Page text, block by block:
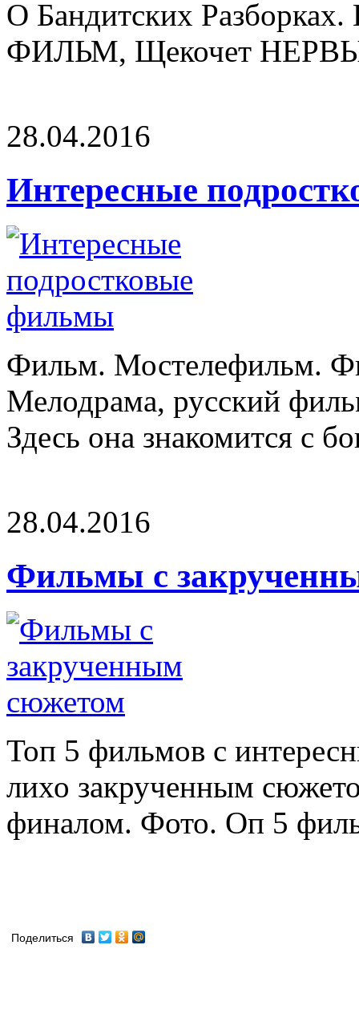
О Бандитских
ФИЛЬМ, Щекочет
28.04.2016
Интересные
Фильм. Мостелефильм.
Мелодрама, русский
Здесь она знакомится с
28.04.2016
Фильмы с
Топ 5 фильмов с
лихо закрученным
финалом. Фото. Оп 5
Поделиться